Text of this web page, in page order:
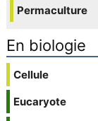
Permaculture
En biologie
Cellule
Eucaryote